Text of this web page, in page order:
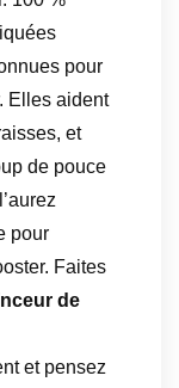
pour
Elles aident
et
de pouce
pour
Faites
de
et pensez